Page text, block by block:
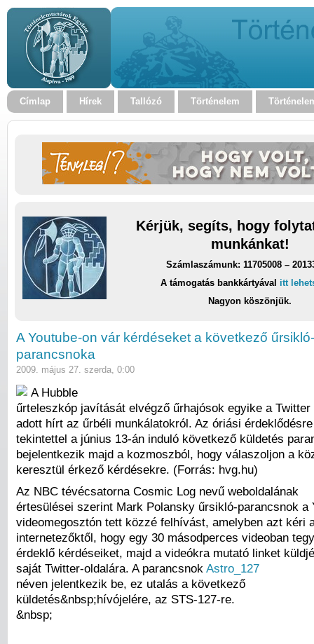
Címlap Hírek Tallózó Történelem
Kérjük, segíts, hogy
munkánkat!
Számlaszámunk: 11705008 –
A támogatás bankkártyával itt
Nagyon köszönjük.
A Youtube-on vár kérdéseket a következő
parancsnoka
2009. május 27. szerda, 0:00
A Hubble
űrteleszkóp javítását elvégző űrhajósok egyike a Twitter
adott hírt az űrbéli munkálatokról. Az óriási
tekintettel a június 13-án induló következő küldetés
bejelentkezik majd a kozmoszból, hogy válaszoljon a
keresztül érkező kérdésekre. (Forrás: hvg.hu)
Az NBC tévécsatorna Cosmic Log nevű weboldalának
értesülései szerint Mark Polansky űrsikló-parancsnok a
videomegosztón tett közzé felhívást, amelyben azt kéri
internetezőktől, hogy egy 30 másodperces videoban
érdeklő kérdéseiket, majd a videókra mutató linket
saját Twitter-oldalára. A parancsnok Astro_127
néven jelentkezik be, ez utalás a következő
küldetés&nbsp;hívójelére, az STS-127-re.
&nbsp;